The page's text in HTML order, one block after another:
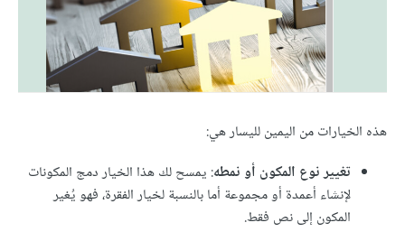
هذه الخيارات من اليمين لليسار هي:
تغيير نوع المكون أو نمطه: يمسح لك هذا الخيار دمج المكونات
لإنشاء أعمدة أو مجموعة أما بالنسبة لخيار الفقرة، فهو يُغير
المكون إلى نص فقط.